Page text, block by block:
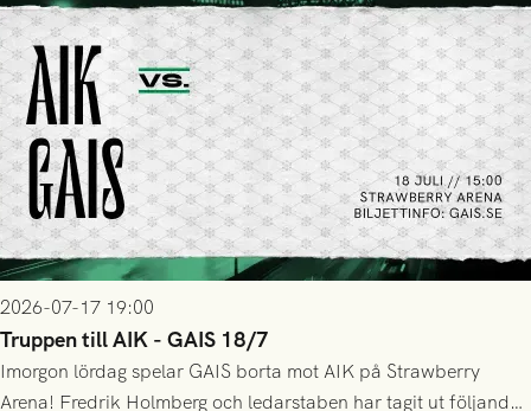
2026-07-17 19:00
Truppen till AIK - GAIS 18/7
Imorgon lördag spelar GAIS borta mot AIK på Strawberry
Arena! Fredrik Holmberg och ledarstaben har tagit ut följande